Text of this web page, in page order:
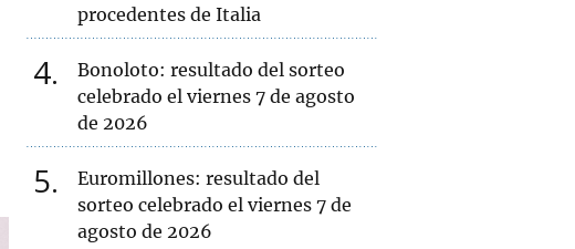
procedentes de Italia
4
Bonoloto: resultado del sorteo
celebrado el viernes 7 de agosto
de 2026
5
Euromillones: resultado del
sorteo celebrado el viernes 7 de
agosto de 2026